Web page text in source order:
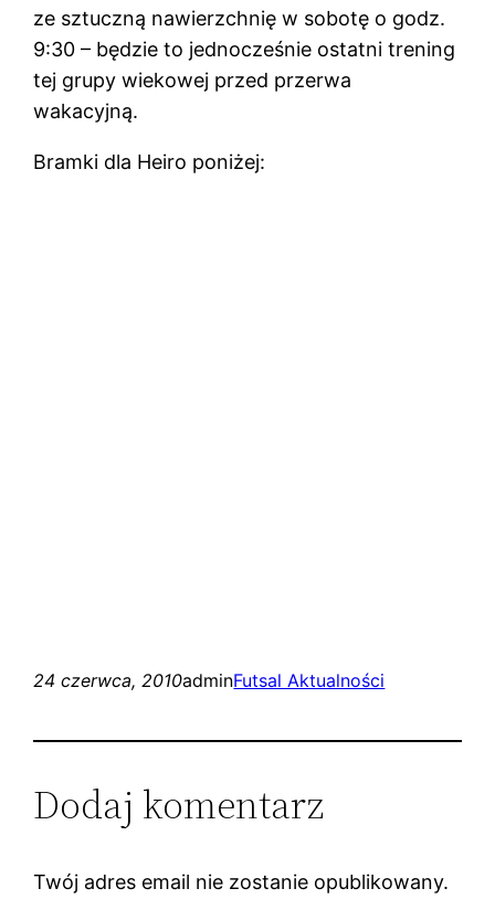
ze sztuczną nawierzchnię w sobotę o godz.
9:30 – będzie to jednocześnie ostatni trening
tej grupy wiekowej przed przerwa
wakacyjną.
Bramki dla Heiro poniżej:
24 czerwca, 2010adminFutsal Aktualności
Dodaj komentarz
Twój adres email nie zostanie opublikowany.